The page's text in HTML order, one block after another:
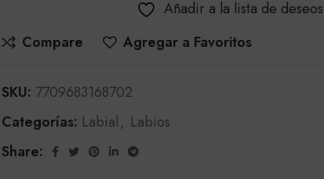
Añadir a la lista de deseos
Compare
Agregar a Favoritos
SKU: 7709683168702
Categorías: Labial, Labios
Share: